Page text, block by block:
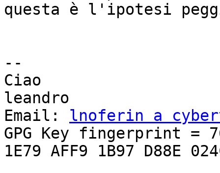
questa è l'ipotesi
--
Ciao
leandro
Email: lnoferin a
GPG Key fingerprint =
1E79 AFF9 1B97 D88E